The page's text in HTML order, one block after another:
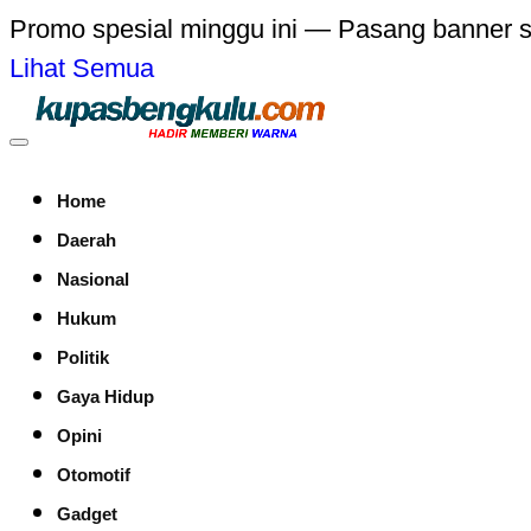
Promo spesial minggu ini — Pasang banner
Lihat Semua
Home
Daerah
Nasional
Hukum
Politik
Gaya Hidup
Opini
Otomotif
Gadget